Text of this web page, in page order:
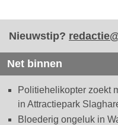
Nieuwstip?
Net binnen
Politiehelikopter zoekt
in Attractiepark
Bloederig ongeluk in